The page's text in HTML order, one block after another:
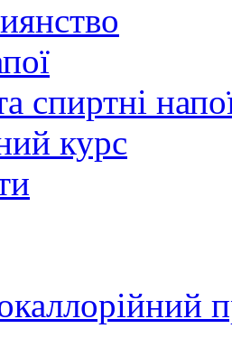
спиртні
курс